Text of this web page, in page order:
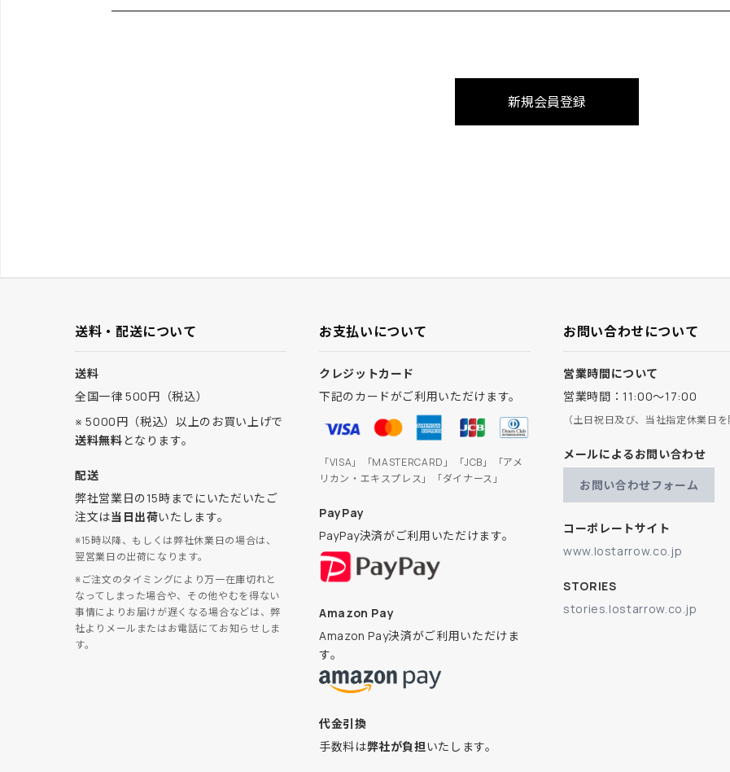
送料・配送について
送料
全国一律 500円（税込）
※ 5000円（税込）以上のお買い上げで
送料無料となります。
配送
弊社営業日の15時までにいただいたご
注文は当日出荷いたします。
※15時以降、もしくは弊社休業日の場合は、
翌営業日の出荷になります。
※ご注文のタイミングにより万一在庫切れと
なってしまった場合や、その他やむを得ない
事情によりお届けが遅くなる場合などは、弊
社よりメールまたはお電話にてお知らせしま
す。
お支払いについて
クレジットカード
下記のカードがご利用いただけます。
「VISA」「MASTERCARD」「JCB」「アメ
リカン・エキスプレス」「ダイナース」
PayPay
PayPay決済がご利用いただけます。
Amazon Pay
Amazon Pay決済がご利用いただけま
す。
代金引換
手数料は弊社が負担いたします。
お問い合わせについて
営業時間について
営業時間：11:00～17:00
（土日祝日及び、当社指定休業日を
メールによるお問い合わせ
お問い合わせフォーム
コーポレートサイト
www.lostarrow.co.jp
STORIES
stories.lostarrow.co.jp